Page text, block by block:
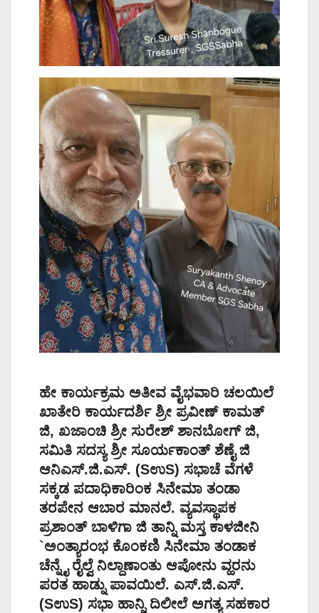
ಹೇ ಕಾರ್ಯಕ್ರಮ ಅತೀವ ವೈಭವಾರಿ ಚಲಯಿಲೆ
ಖಾತೇರಿ ಕಾರ್ಯದರ್ಶಿ ಶ್ರೀ ಪ್ರವೀಣ್ ಕಾಮತ್
ಜಿ, ಖಜಾಂಚಿ ಶ್ರೀ ಸುರೇಶ್ ಶಾನಬೋಗ್ ಜಿ,
ಸಮಿತಿ ಸದಸ್ಯ ಶ್ರೀ ಸೂರ್ಯಕಾಂತ್ ಶೆಣೈ ಜಿ
ಆನಿ‌ಎಸ್.ಜಿ.ಎಸ್. (SಉS) ಸಭಾಚೆ ವೆಗಳೆ
ಸಕ್ಕಡ ಪದಾಧಿಕಾರಿಂಕ ಸಿನೇಮಾ ತಂಡಾ
ತರಪೇನ ಆಬಾರ ಮಾನಲೆ. ವ್ಯವಸ್ಥಾಪಕ
ಪ್ರಶಾಂತ್ ಬಾಳಿಗಾ ಜಿ ತಾನ್ನಿ ಮಸ್ತ ಕಾಳಜೀನಿ
`ಅಂತ್ಯಾರಂಭ ಕೊಂಕಣಿ ಸಿನೇಮಾ ತಂಡಾಕ
ಚೆನ್ನೈ ರೈಲ್ವೆ ನಿಲ್ದಾಣಾಂತು ಆಪೋನು ವ್ಹರನು
ಪರತ ಹಾಡ್ನು ಪಾವಯಿಲೆ. ಎಸ್.ಜಿ.ಎಸ್.
(SಉS) ಸಭಾ ಹಾನ್ನಿ ದಿಲೀಲೆ ಅಗತ್ಯ ಸಹಕಾರ